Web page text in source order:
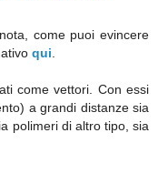
come puoi evincere
qui
come vettori. Con essi
a grandi distanze sia
polimeri di altro tipo, sia